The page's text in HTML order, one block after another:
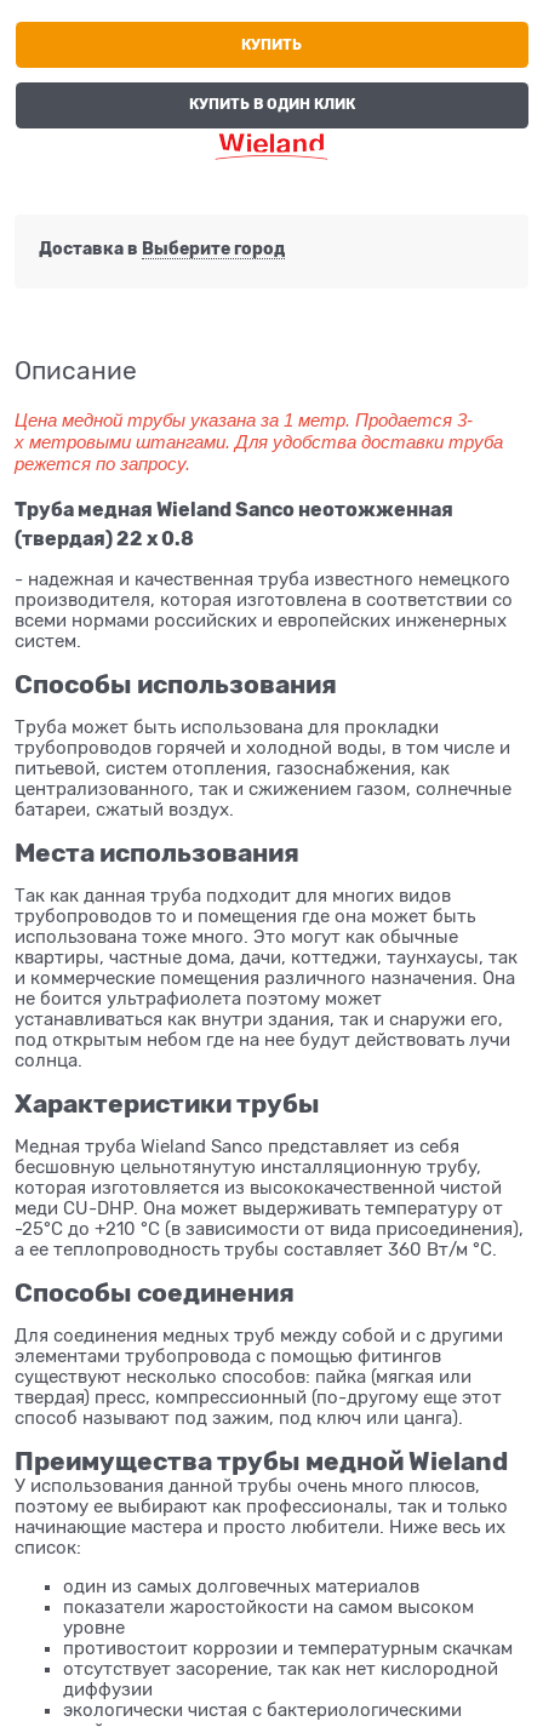
КУПИТЬ
КУПИТЬ В ОДИН КЛИК
Доставка в Выберите город
Описание
Цена медной трубы указана за 1 метр. Продается 3-
х метровыми штангами. Для удобства доставки труба
режется по запросу.
Труба медная Wieland Sanco неотожженная
(твердая) 22 x 0.8
- надежная и качественная труба известного немецкого
производителя, которая изготовлена в соответствии со
всеми нормами российских и европейских инженерных
систем.
Способы использования
Труба может быть использована для прокладки
трубопроводов горячей и холодной воды, в том числе и
питьевой, систем отопления, газоснабжения, как
централизованного, так и сжижением газом, солнечные
батареи, сжатый воздух.
Места использования
Так как данная труба подходит для многих видов
трубопроводов то и помещения где она может быть
использована тоже много. Это могут как обычные
квартиры, частные дома, дачи, коттеджи, таунхаусы, так
и коммерческие помещения различного назначения. Она
не боится ультрафиолета поэтому может
устанавливаться как внутри здания, так и снаружи его,
под открытым небом где на нее будут действовать лучи
солнца.
Характеристики трубы
Медная труба Wieland Sanco представляет из себя
бесшовную цельнотянутую инсталляционную трубу,
которая изготовляется из высококачественной чистой
меди CU-DHP. Она может выдерживать температуру от
-25°C до +210 °C (в зависимости от вида присоединения),
а ее теплопроводность трубы составляет 360 Вт/м °C.
Способы соединения
Для соединения медных труб между собой и с другими
элементами трубопровода с помощью фитингов
существуют несколько способов: пайка (мягкая или
твердая) пресс, компрессионный (по-другому еще этот
способ называют под зажим, под ключ или цанга).
Преимущества трубы медной Wieland
У использования данной трубы очень много плюсов,
поэтому ее выбирают как профессионалы, так и только
начинающие мастера и просто любители. Ниже весь их
список:
один из самых долговечных материалов
показатели жаростойкости на самом высоком
уровне
противостоит коррозии и температурным скачкам
отсутствует засорение, так как нет кислородной
диффузии
экологически чистая с бактериологическими